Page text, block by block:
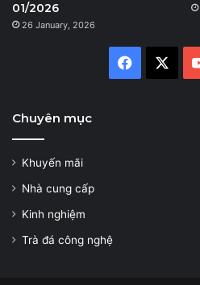
01/2026
26 January, 2026
Facebook
Chuyên mục
Khuyến mãi
Nhà cung cấp
Kinh nghiệm
Trà đá công nghệ